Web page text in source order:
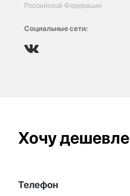
Российской Федерации
Социальные сети:
Хочу дешевле
Телефон